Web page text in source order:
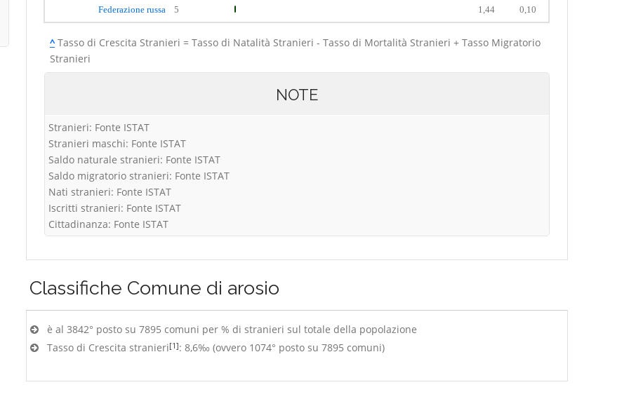
Federazione russa 5 1,44 0,10
^Tasso di Crescita Stranieri = Tasso di Natalità Stranieri - Tasso di Mortalità Stranieri + Tasso Migratorio
Stranieri
NOTE
Stranieri: Fonte ISTAT
Stranieri maschi: Fonte ISTAT
Saldo naturale stranieri: Fonte ISTAT
Saldo migratorio stranieri: Fonte ISTAT
Nati stranieri: Fonte ISTAT
Iscritti stranieri: Fonte ISTAT
Cittadinanza: Fonte ISTAT
Classifiche Comune di arosio
è al 3842° posto su 7895 comuni per % di stranieri sul totale della popolazione
Tasso di Crescita stranieri[1]: 8,6‰ (ovvero 1074° posto su 7895 comuni)